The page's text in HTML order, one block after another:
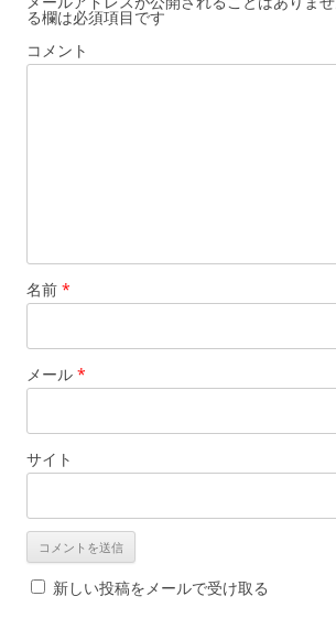
る欄は必須項目です
コメント
名前 *
メール *
サイト
新しい投稿をメールで受け取る